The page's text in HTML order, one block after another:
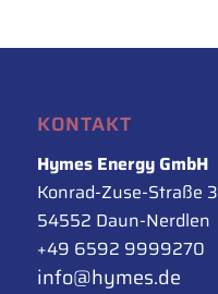
KONTAKT
Hymes Energy GmbH
Konrad-Zuse-Straße 3
54552 Daun-Nerdlen
+49 6592 9999270
info@hymes.de